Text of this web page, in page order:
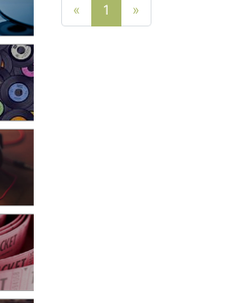
« Poprzednia strona
1 »